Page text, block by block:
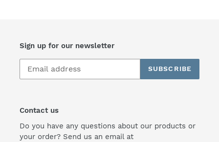
Sign up for our newsletter
SUBSCRIBE
Contact us
Do you have any questions about our products or
your order? Send us an email at